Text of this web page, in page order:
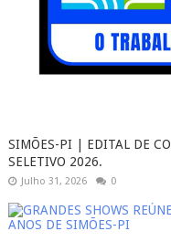
SIMÕES-PI | EDITAL DE
SELETIVO 2026.
Julho 31, 2026 0